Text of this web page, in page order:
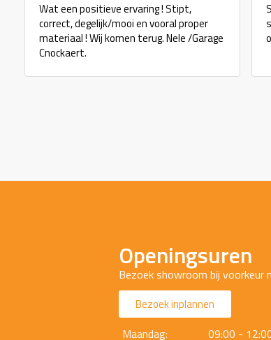
Wat een positieve ervaring ! Stipt,
correct, degelijk/mooi en vooral proper
materiaal ! Wij komen terug. Nele /Garage
Cnockaert.
Openingsuren
Bezoek showroom bij voorkeur
Bezoek inplannen
Maandag: 09:00 -